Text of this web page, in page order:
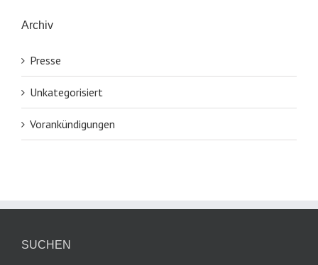
Archiv
Presse
Unkategorisiert
Vorankündigungen
SUCHEN